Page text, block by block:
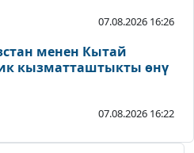
07.08.2026 16:26
менен Кытай
кызматташтыкты өнү
07.08.2026 16:22